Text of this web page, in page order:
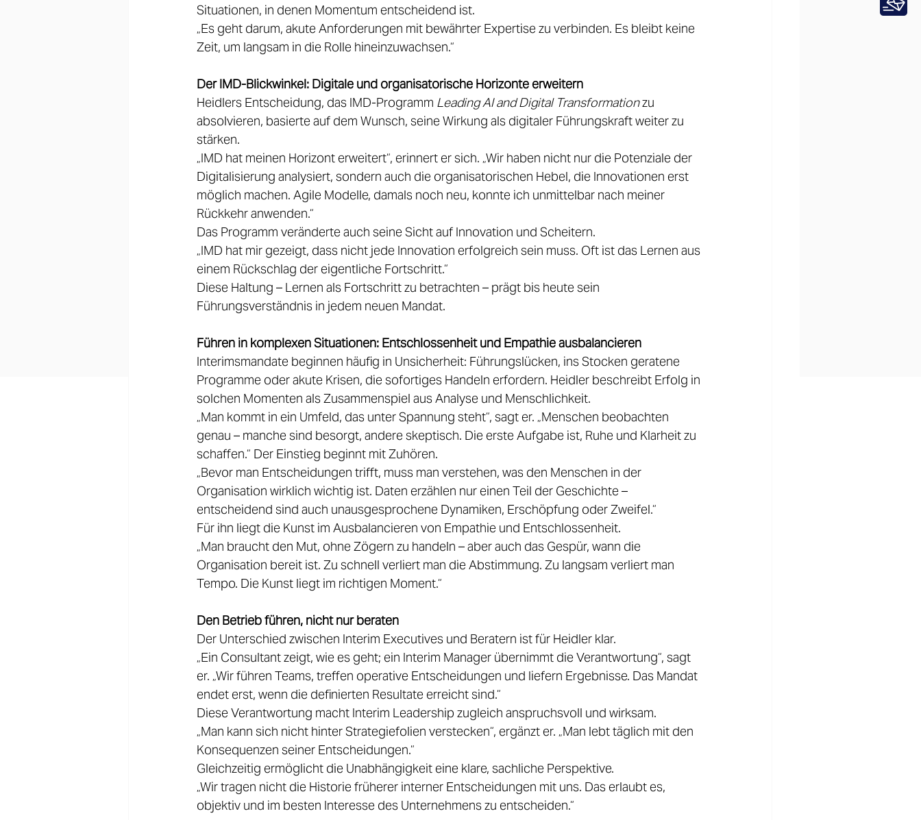
Situationen, in denen Momentum entscheidend ist.
„Es geht darum, akute Anforderungen mit bewährter Expertise zu verbinden. Es bleibt keine
Zeit, um langsam in die Rolle hineinzuwachsen.“
Der IMD-Blickwinkel: Digitale und organisatorische Horizonte erweitern
Heidlers Entscheidung, das IMD-Programm Leading AI and Digital Transformation zu
absolvieren, basierte auf dem Wunsch, seine Wirkung als digitaler Führungskraft weiter zu
stärken.
„IMD hat meinen Horizont erweitert“, erinnert er sich. „Wir haben nicht nur die Potenziale der
Digitalisierung analysiert, sondern auch die organisatorischen Hebel, die Innovationen erst
möglich machen. Agile Modelle, damals noch neu, konnte ich unmittelbar nach meiner
Rückkehr anwenden.“
Das Programm veränderte auch seine Sicht auf Innovation und Scheitern.
„IMD hat mir gezeigt, dass nicht jede Innovation erfolgreich sein muss. Oft ist das Lernen aus
einem Rückschlag der eigentliche Fortschritt.“
Diese Haltung – Lernen als Fortschritt zu betrachten – prägt bis heute sein
Führungsverständnis in jedem neuen Mandat.
Führen in komplexen Situationen: Entschlossenheit und Empathie ausbalancieren
Interimsmandate beginnen häufig in Unsicherheit: Führungslücken, ins Stocken geratene
Programme oder akute Krisen, die sofortiges Handeln erfordern. Heidler beschreibt Erfolg in
solchen Momenten als Zusammenspiel aus Analyse und Menschlichkeit.
„Man kommt in ein Umfeld, das unter Spannung steht“, sagt er. „Menschen beobachten
genau – manche sind besorgt, andere skeptisch. Die erste Aufgabe ist, Ruhe und Klarheit zu
schaffen.“ Der Einstieg beginnt mit Zuhören.
„Bevor man Entscheidungen trifft, muss man verstehen, was den Menschen in der
Organisation wirklich wichtig ist. Daten erzählen nur einen Teil der Geschichte –
entscheidend sind auch unausgesprochene Dynamiken, Erschöpfung oder Zweifel.“
Für ihn liegt die Kunst im Ausbalancieren von Empathie und Entschlossenheit.
„Man braucht den Mut, ohne Zögern zu handeln – aber auch das Gespür, wann die
Organisation bereit ist. Zu schnell verliert man die Abstimmung. Zu langsam verliert man
Tempo. Die Kunst liegt im richtigen Moment.“
Den Betrieb führen, nicht nur beraten
Der Unterschied zwischen Interim Executives und Beratern ist für Heidler klar.
„Ein Consultant zeigt, wie es geht; ein Interim Manager übernimmt die Verantwortung“, sagt
er. „Wir führen Teams, treffen operative Entscheidungen und liefern Ergebnisse. Das Mandat
endet erst, wenn die definierten Resultate erreicht sind.“
Diese Verantwortung macht Interim Leadership zugleich anspruchsvoll und wirksam.
„Man kann sich nicht hinter Strategiefolien verstecken“, ergänzt er. „Man lebt täglich mit den
Konsequenzen seiner Entscheidungen.“
Gleichzeitig ermöglicht die Unabhängigkeit eine klare, sachliche Perspektive.
„Wir tragen nicht die Historie früherer interner Entscheidungen mit uns. Das erlaubt es,
objektiv und im besten Interesse des Unternehmens zu entscheiden.“